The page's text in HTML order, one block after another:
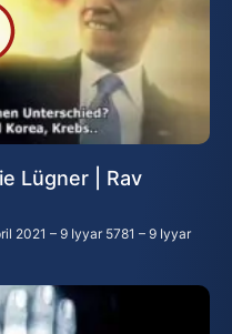
Lügner | Rav
2021 – 9 Iyyar 5781 – 9 Iyyar